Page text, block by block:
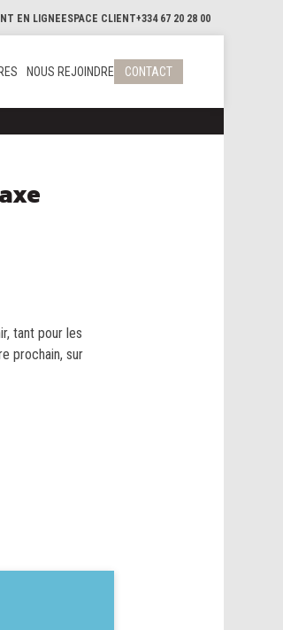
EN LIGNE ESPACE CLIENT+334 67 20 28 00
NOUS REJOINDRE CONTACT
tant pour les
prochain, sur